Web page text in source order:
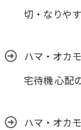
切・なりや
ハマ・オカ
宅待機 心配
ハマ・オカ